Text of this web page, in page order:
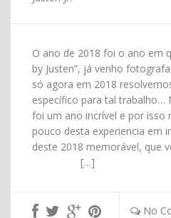
O ano de 2018 foi o ano em
by Justen”, já venho
só agora em 2018
específico para tal trabalho…
foi um ano incrível e por isso
pouco desta experiencia
deste 2018 memorável,
[…]
No